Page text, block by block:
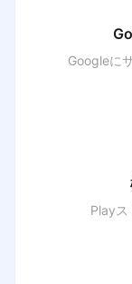
Googleに
Playス